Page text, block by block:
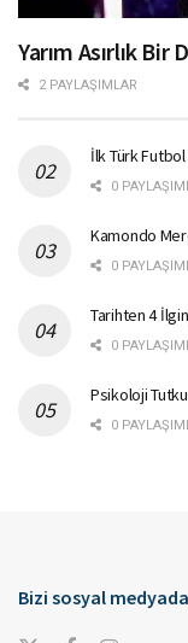
Yarım Asırlık Bir
2 PAYLAŞIMLAR
İlk Türk Futbol
0
Kamondo
0
Tarihten 4
0
Psikoloji
0
Bizi sosyal